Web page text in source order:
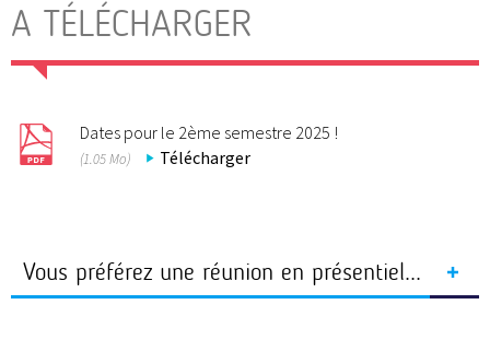
A TÉLÉCHARGER
Dates pour le 2ème semestre 2025 !
(1.05 Mo) Télécharger
Vous préférez une réunion en présentiel...
Rendez-vous sur la page "infos métiers à Angers", vous